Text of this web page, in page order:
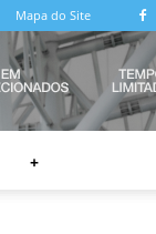
Mapa do Site
+